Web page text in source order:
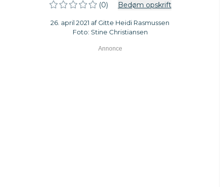
(0) Bedøm opskrift
26. april 2021 af Gitte Heidi Rasmussen
Foto: Stine Christiansen